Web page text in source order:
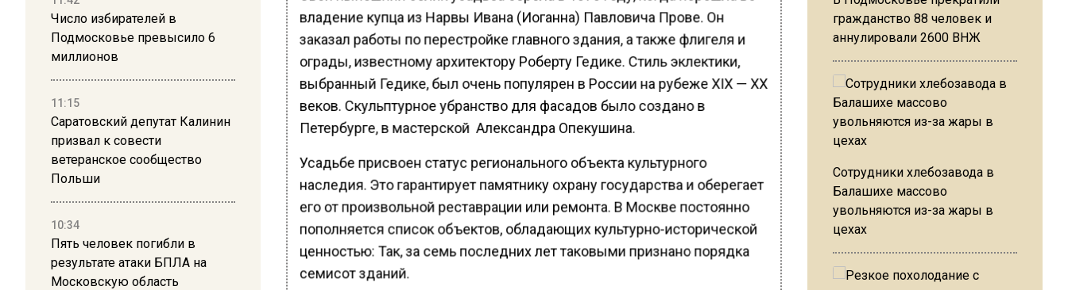
Число избирателей в
Подмосковье превысило 6
миллионов
11:15
Саратовский депутат Калинин
призвал к совести
ветеранское сообщество
Польши
10:34
Пять человек погибли в
результате атаки БПЛА на
Московскую область
владение купца из Нарвы Ивана (Иоганна) Павловича Прове. Он
заказал работы по перестройке главного здания, а также флигеля и
ограды, известному архитектору Роберту Гедике. Стиль эклектики,
выбранный Гедике, был очень популярен в России на рубеже XIX — XX
веков. Скульптурное убранство для фасадов было создано в
Петербурге, в мастерской Александра Опекушина.
Усадьбе присвоен статус регионального объекта культурного
наследия. Это гарантирует памятнику охрану государства и оберегает
его от произвольной реставрации или ремонта. В Москве постоянно
пополняется список объектов, обладающих культурно-исторической
ценностью: Так, за семь последних лет таковыми признано порядка
семисот зданий.
гражданство 88 человек и
аннулировали 2600 ВНЖ
Сотрудники хлебозавода в
Балашихе массово
увольняются из-за жары в
цехах